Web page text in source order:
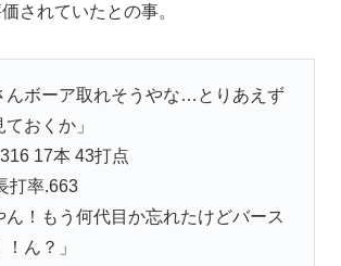
されていたとの事。
んボーア取れそうやな…とりあえず
おくか」
17本 43打点
打率.663
ん！もう何代目か忘れたけどバース
ん？」